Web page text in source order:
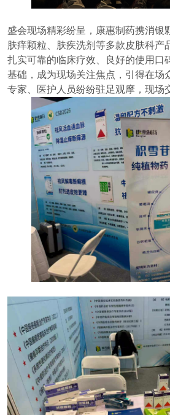
盛会现场精彩纷呈，康惠制药携消银
肤痒颗粒、肤疾洗剂等多款皮肤科产
扎实可靠的临床疗效、良好的使用口
基础，成为现场关注焦点，引得在场
专家、医护人员纷纷驻足观摩，现场